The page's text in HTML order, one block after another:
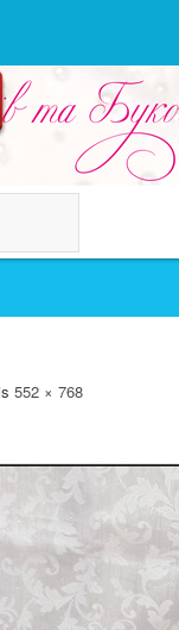
552 × 768